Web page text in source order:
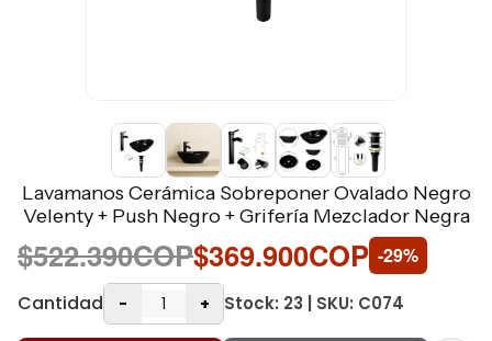
Lavamanos Cerámica Sobreponer Ovalado Negro
Velenty + Push Negro + Grifería Mezclador Negra
$522.390COP$369.900COP -29%
Cantidad
- + Stock: 23 | SKU: C074